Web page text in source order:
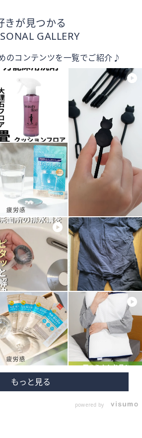
きが見つかる
GALLERY
のコンテンツを一覧でご紹介♪
powered by